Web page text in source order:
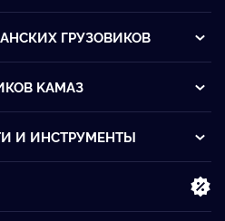
ГРУЗОВИКОВ
KАМАЗ
И ИНСТРУМЕНТЫ